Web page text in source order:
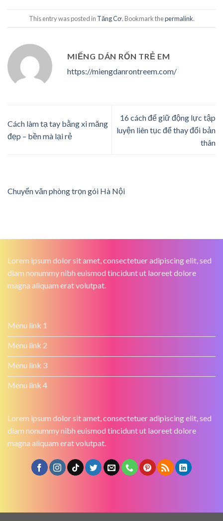
This entry was posted in Tăng Cơ. Bookmark thepermalink.
MIẾNG DÁN RỐN TRẺ EM
https://miengdanrontreem.com/
Cách làm tạ tay bằng xi măng
đẹp – bền mà lại rẻ
16 cách để giữ động lực tập
luyện liên tục để thay đổi bản
thân
Chuyển văn phòng trọn gói Hà Nội
Lorem ipsum dolor sit amet, consectetuer adipiscing elit, sed
diam nonummy nibh euismod tincidunt ut laoreet dolore
magna aliquam erat volutpat.
Menu link 1
Menu link 2
Menu link 3
Menu link 4
Lorem ipsum dolor sit amet, consectetuer adipiscing elit, sed
diam nonummy nibh euismod tincidunt ut laoreet dolore
magna aliquam erat volutpat.